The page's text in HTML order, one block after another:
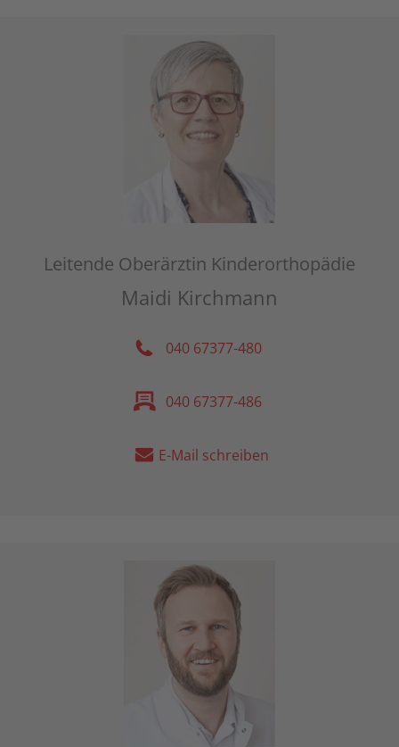
Leitende Oberärztin Kinderorthopädie
Maidi Kirchmann
040 67377-480
040 67377-486
E-Mail schreiben